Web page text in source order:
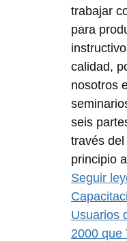
trabajar
para
calidad,
nosotros
seis
través
principio
Seguir
Usuarios
2000 que